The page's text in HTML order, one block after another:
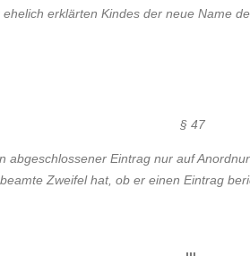
erklärten Kindes der neue Name
§ 47
abgeschlossener Eintrag nur auf
Zweifel hat, ob er einen Eintrag